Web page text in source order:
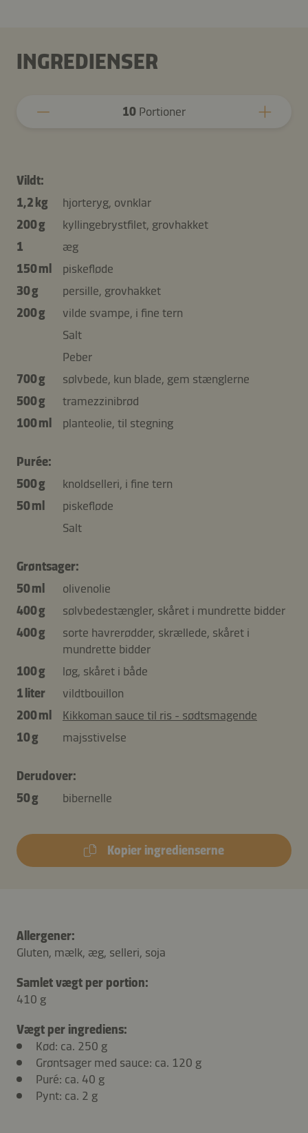
INGREDIENSER
10 Portioner
Vildt:
1,2 kg
hjorteryg, ovnklar
200 g
kyllingebrystfilet, grovhakket
1
æg
150 ml
piskefløde
30 g
persille, grovhakket
200 g
vilde svampe, i fine tern
Salt
Peber
700 g
sølvbede, kun blade, gem stænglerne
500 g
tramezzinibrød
100 ml
planteolie, til stegning
Purée:
500 g
knoldselleri, i fine tern
50 ml
piskefløde
Salt
Grøntsager:
50 ml
olivenolie
400 g
sølvbedestængler, skåret i mundrette bidder
400 g
sorte havrerødder, skrællede, skåret i
mundrette bidder
100 g
løg, skåret i både
1 liter
vildtbouillon
200 ml
Kikkoman sauce til ris - sødtsmagende
10 g
majsstivelse
Derudover:
50 g
bibernelle
Kopier ingredienserne
Allergener:
Gluten, mælk, æg, selleri, soja
Samlet vægt per portion:
410 g
Vægt per ingrediens:
Kød: ca. 250 g
Grøntsager med sauce: ca. 120 g
Puré: ca. 40 g
Pynt: ca. 2 g